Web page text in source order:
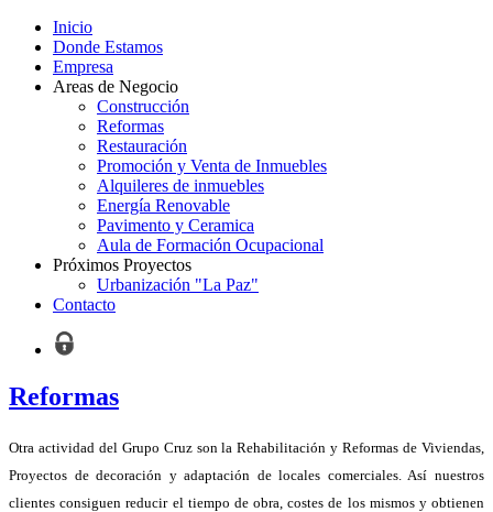
Inicio
Donde Estamos
Empresa
Areas de Negocio
Construcción
Reformas
Restauración
Promoción y Venta de Inmuebles
Alquileres de inmuebles
Energía Renovable
Pavimento y Ceramica
Aula de Formación Ocupacional
Próximos Proyectos
Urbanización "La Paz"
Contacto
Reformas
Otra actividad del Grupo Cruz son la Rehabilitación y Reformas de Viviendas,
Proyectos de decoración y adaptación de locales comerciales. Así nuestros
clientes consiguen reducir el tiempo de obra, costes de los mismos y obtienen